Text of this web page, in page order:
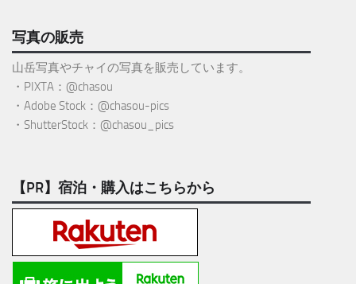
写真の販売
山岳写真やチャイの写真を販売しています。
・PIXTA：@chasou
・Adobe Stock：@chasou-pics
・ShutterStock：@chasou_pics
【PR】宿泊・購入はこちらから